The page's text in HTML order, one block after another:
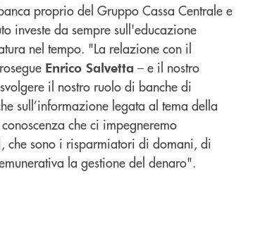
proprio del Gruppo Cassa Centrale e
investe da sempre sull'educazione
nel tempo. "La relazione con il
Enrico Salvetta – e il nostro
il nostro ruolo di banche di
sull’informazione legata al tema della
che ci impegneremo
che sono i risparmiatori di domani, di
la gestione del denaro".